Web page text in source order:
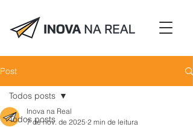
Post
Todos posts
Todos posts
Inova na Real
7 de nov. de 2025 2 min de leitura